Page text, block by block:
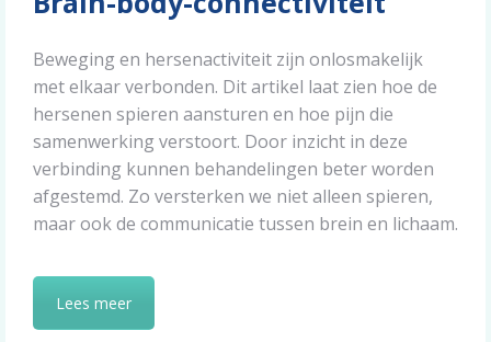
Beweging en hersenactiviteit zijn onlosmakelijk
met elkaar verbonden. Dit artikel laat zien hoe de
hersenen spieren aansturen en hoe pijn die
samenwerking verstoort. Door inzicht in deze
verbinding kunnen behandelingen beter worden
afgestemd. Zo versterken we niet alleen spieren,
maar ook de communicatie tussen brein en lichaam.
Lees meer